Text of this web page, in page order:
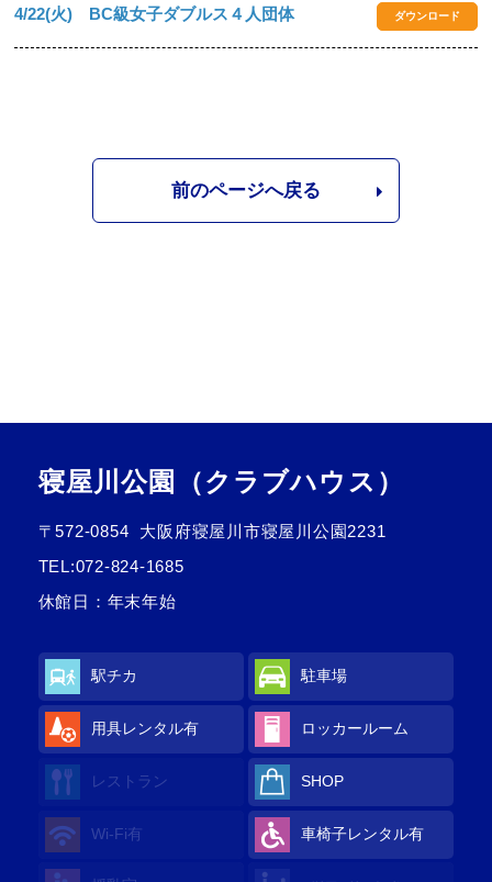
4/22(火) BC級女子ダブルス４人団体 ダウンロード
前のページへ戻る
寝屋川公園（クラブハウス）
〒572-0854
大阪府寝屋川市寝屋川公園2231
TEL:072-824-1685
休館日：年末年始
駅チカ 駐車場
用具レンタル有 ロッカールーム
レストラン SHOP
Wi-Fi有 車椅子レンタル有